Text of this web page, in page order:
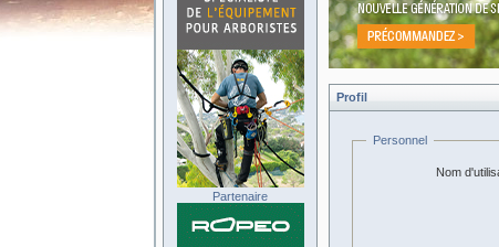
Profil
Personnel
Nom
Partenaire